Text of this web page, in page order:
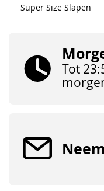
Super Size Slapen
Tot